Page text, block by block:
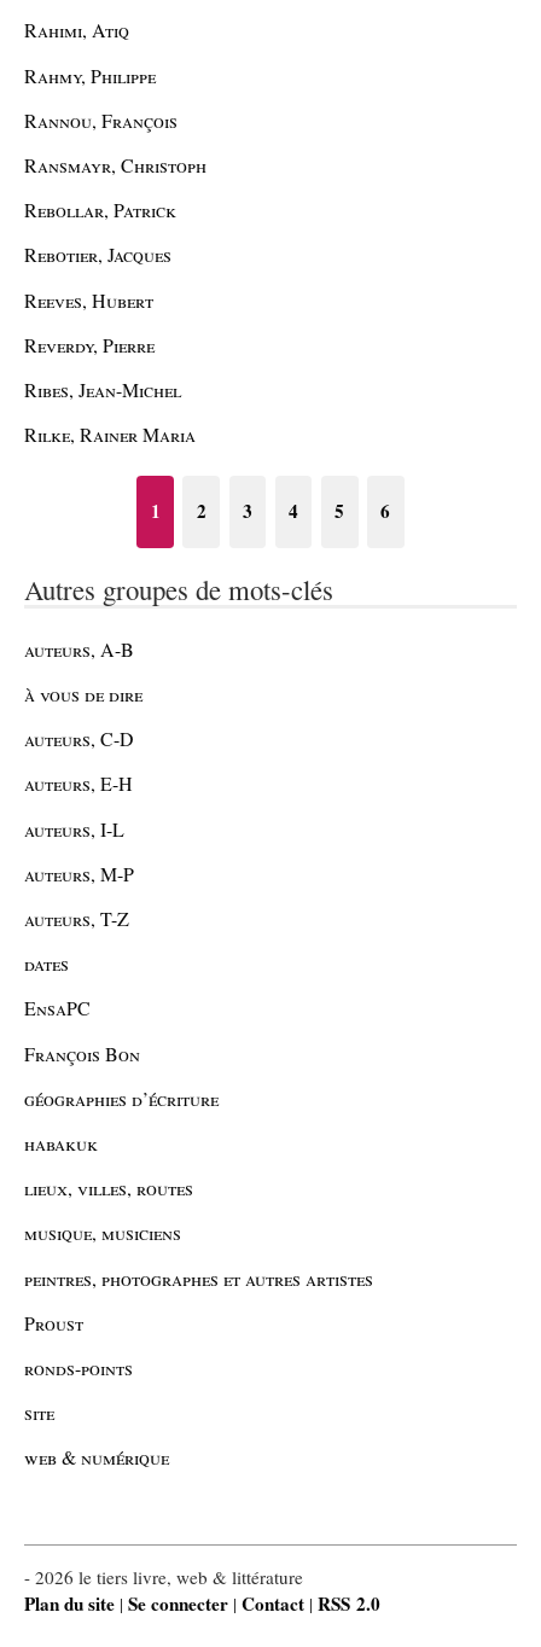
Rahimi, Atiq
Rahmy, Philippe
Rannou, François
Ransmayr, Christoph
Rebollar, Patrick
Rebotier, Jacques
Reeves, Hubert
Reverdy, Pierre
Ribes, Jean-Michel
Rilke, Rainer Maria
1 2 3 4 5 6
Autres groupes de mots-clés
auteurs, A-B
à vous de dire
auteurs, C-D
auteurs, E-H
auteurs, I-L
auteurs, M-P
auteurs, T-Z
dates
EnsaPC
François Bon
géographies d’écriture
habakuk
lieux, villes, routes
musique, musiciens
peintres, photographes et autres artistes
Proust
ronds-points
site
web & numérique
- 2026 le tiers livre, web & littérature
Plan du site | Se connecter | Contact | RSS 2.0